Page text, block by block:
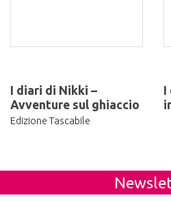
I diari di Nikki –
Avventure sul ghiaccio
Edizione Tascabile
I